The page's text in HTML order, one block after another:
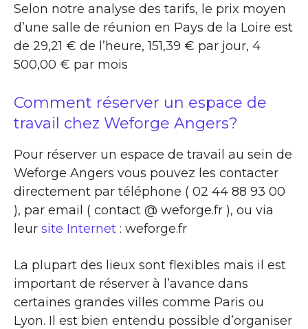
Selon notre analyse des tarifs, le prix moyen
d’une salle de réunion en Pays de la Loire est
de 29,21 € de l’heure, 151,39 € par jour, 4
500,00 € par mois
Comment réserver un espace de
travail chez Weforge Angers?
Pour réserver un espace de travail au sein de
Weforge Angers vous pouvez les contacter
directement par téléphone ( 02 44 88 93 00
), par email ( contact @ weforge.fr ), ou via
leur site Internet : weforge.fr
La plupart des lieux sont flexibles mais il est
important de réserver à l’avance dans
certaines grandes villes comme Paris ou
Lyon. Il est bien entendu possible d’organiser